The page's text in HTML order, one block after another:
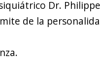
Dr.
de la